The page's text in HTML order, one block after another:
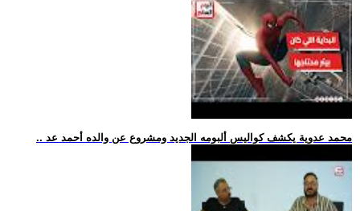
.. محمد عدوية يكشف كواليس ألبومه الجديد ومشروع عن والده أحمد عد